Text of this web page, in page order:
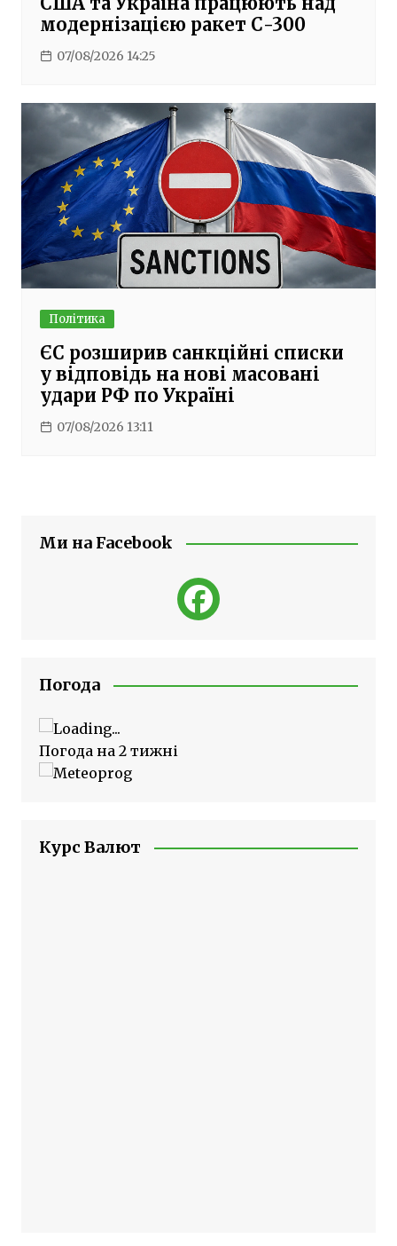
модернізацією ракет С-300
07/08/2026 14:25
Політика
ЄС розширив санкційні списки
у відповідь на нові масовані
удари РФ по Україні
07/08/2026 13:11
Ми на Facebook
Погода
Погода на 2 тижні
Курс Валют